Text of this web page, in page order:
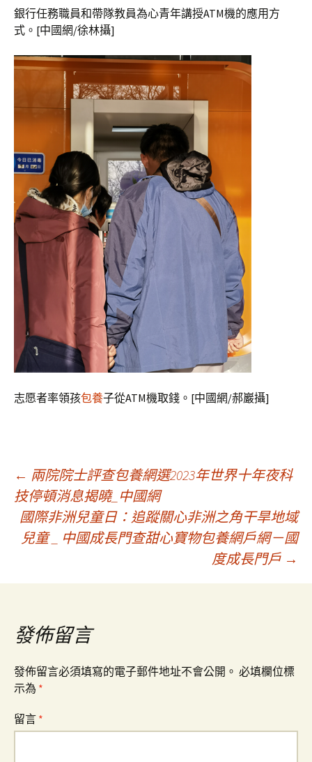
銀行任務職員和帶隊教員為心青年講授ATM機的應用方
式。[中國網/徐林攝]
志愿者率領孩包養子從ATM機取錢。[中國網/郝巖攝]
文
章
導
覽
← 兩院院士評查包養網選2023年世界十年夜科
技停頓消息揭曉_中國網
國際非洲兒童日：追蹤關心非洲之角干旱地域
兒童 _ 中國成長門查甜心寶物包養網戶網－國
度成長門戶 →
發佈留言
發佈留言必須填寫的電子郵件地址不會公開。 必填欄位標
示為 *
留言 *